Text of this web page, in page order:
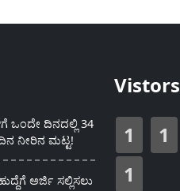
ಒಂದೇ ದಿನದಲ್ಲಿ 34
ನೀರಿನ ಮಟ್ಟ!
ಅರ್ಜಿ ಸಲ್ಲಿಸಲು
Vistors
1
1
1